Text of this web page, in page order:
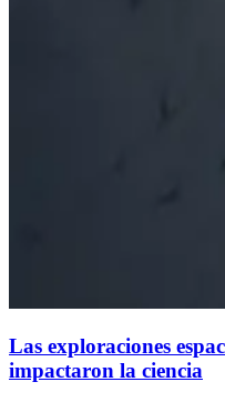
Las exploraciones
impactaron la ciencia